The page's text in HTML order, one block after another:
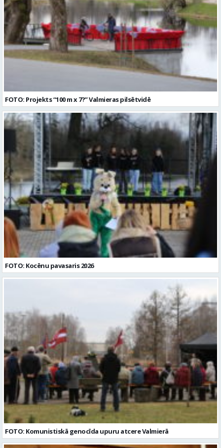
FOTO: Projekts “100 m x 7?” Valmieras pilsētvidē
FOTO: Kocēnu pavasaris 2026
FOTO: Komunistiskā genocīda upuru atcere Valmierā